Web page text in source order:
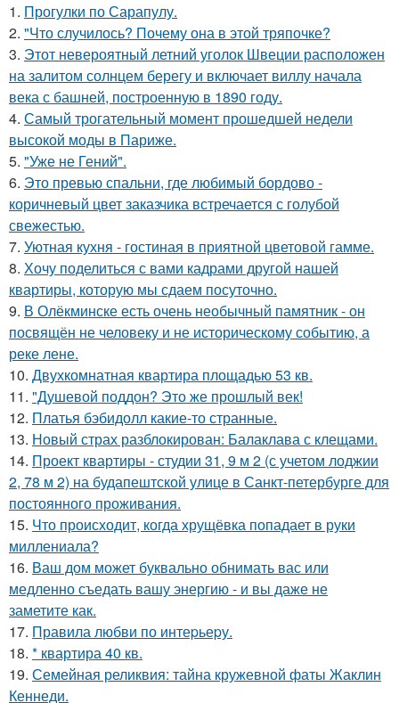
1. Прогулки по Сарапулу.
2. "Что случилось? Почему она в этой тряпочке?
3. Этот невероятный летний уголок Швеции расположен
на залитом солнцем берегу и включает виллу начала
века с башней, построенную в 1890 году.
4. Самый трогательный момент прошедшей недели
высокой моды в Париже.
5. "Уже не Гений".
6. Это превью спальни, где любимый бордово -
коричневый цвет заказчика встречается с голубой
свежестью.
7. Уютная кухня - гостиная в приятной цветовой гамме.
8. Хочу поделиться с вами кадрами другой нашей
квартиры, которую мы сдаем посуточно.
9. В Олёкминске есть очень необычный памятник - он
посвящён не человеку и не историческому событию, а
реке лене.
10. Двухкомнатная квартира площадью 53 кв.
11. "Душевой поддон? Это же прошлый век!
12. Платья бэбидолл какие-то странные.
13. Новый страх разблокирован: Балаклава с клещами.
14. Проект квартиры - студии 31, 9 м 2 (с учетом лоджии
2, 78 м 2) на будапештской улице в Санкт-петербурге для
постоянного проживания.
15. Что происходит, когда хрущёвка попадает в руки
миллениала?
16. Ваш дом может буквально обнимать вас или
медленно съедать вашу энергию - и вы даже не
заметите как.
17. Правила любви по интеpьеpу.
18. * квартира 40 кв.
19. Семейная реликвия: тайна кружевной фаты Жаклин
Кеннеди.